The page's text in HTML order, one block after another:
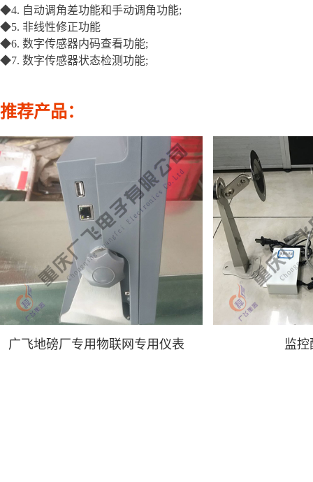
◆4. 自动调角差功能和手动调角功能;
◆5. 非线性修正功能
◆6. 数字传感器内码查看功能;
◆7. 数字传感器状态检测功能;
推荐产品：
广飞地磅厂专用物联网专用仪表 监控